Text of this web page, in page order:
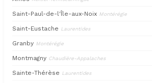
Saint-Paul-de-l'Île-aux-Noix Montérégie
Saint-Eustache Laurentides
Granby Montérégie
Montmagny Chaudière-Appalaches
Sainte-Thérèse Laurentides